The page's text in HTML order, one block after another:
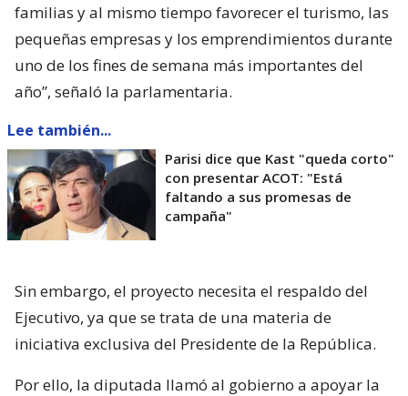
familias y al mismo tiempo favorecer el turismo, las
pequeñas empresas y los emprendimientos durante
uno de los fines de semana más importantes del
año”, señaló la parlamentaria.
Lee también...
Parisi dice que Kast "queda corto"
con presentar ACOT: "Está
faltando a sus promesas de
campaña"
Sin embargo, el proyecto necesita el respaldo del
Ejecutivo, ya que se trata de una materia de
iniciativa exclusiva del Presidente de la República.
Por ello, la diputada llamó al gobierno a apoyar la